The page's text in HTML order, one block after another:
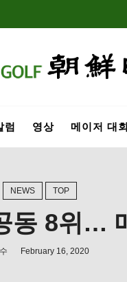
럼 영상 메이저 대회
NEWS TOP
동 8위…
February 16, 2020